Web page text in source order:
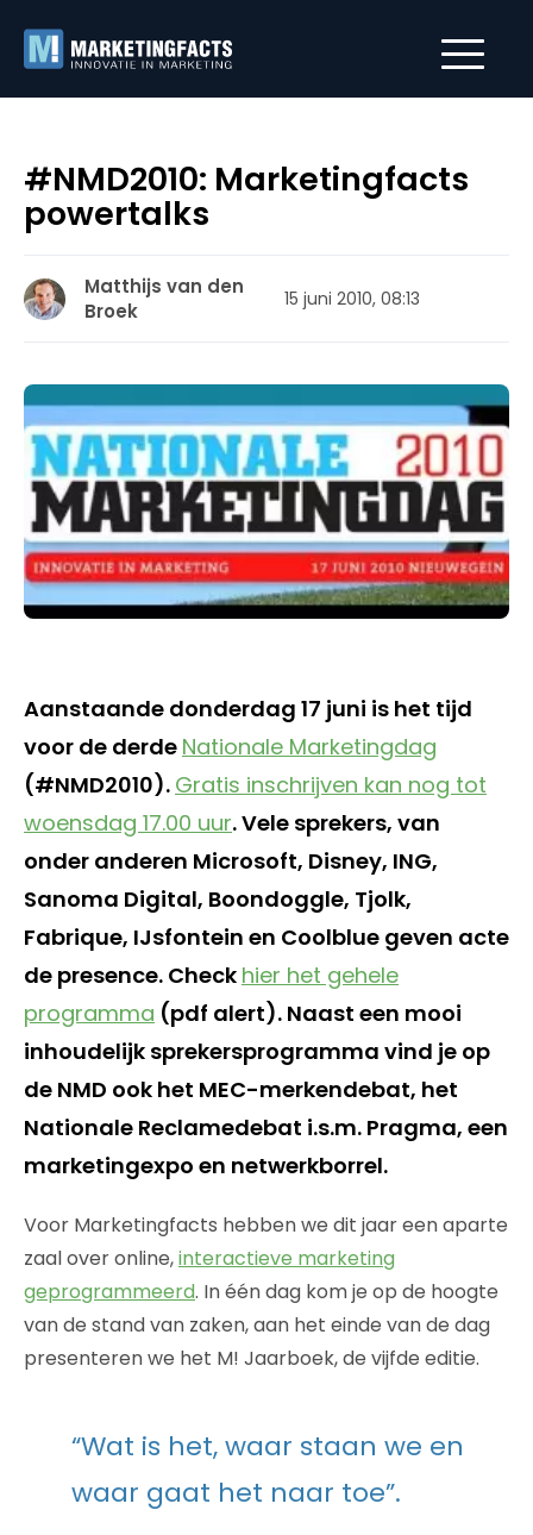
#NMD2010: Marketingfacts
powertalks
Matthijs van den
Broek
15 juni 2010, 08:13
Aanstaande donderdag 17 juni is het tijd
voor de derde Nationale Marketingdag
(#NMD2010). Gratis inschrijven kan nog tot
woensdag 17.00 uur. Vele sprekers, van
onder anderen Microsoft, Disney, ING,
Sanoma Digital, Boondoggle, Tjolk,
Fabrique, IJsfontein en Coolblue geven acte
de presence. Check hier het gehele
programma (pdf alert). Naast een mooi
inhoudelijk sprekersprogramma vind je op
de NMD ook het MEC-merkendebat, het
Nationale Reclamedebat i.s.m. Pragma, een
marketingexpo en netwerkborrel.
Voor Marketingfacts hebben we dit jaar een aparte
zaal over online,interactieve marketing
geprogrammeerd. In één dag kom je op de hoogte
van de stand van zaken, aan het einde van de dag
presenteren we het M! Jaarboek, de vijfde editie.
“Wat is het, waar staan we en
waar gaat het naar toe”.